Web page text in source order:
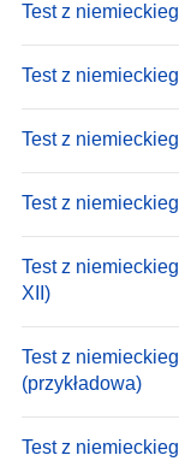
Test z
Test z
Test z
Test z
Test z
XII)
Test z
(przykładowa)
Test z